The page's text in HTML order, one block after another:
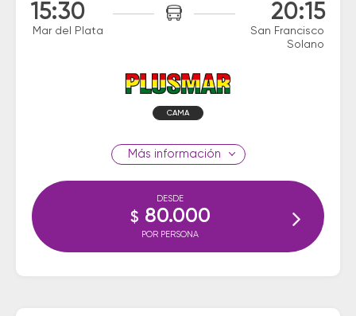
15:30
Mar del Plata
20:15
San Francisco
Solano
CAMA
información
DESDE
$ 80.000
POR PERSONA